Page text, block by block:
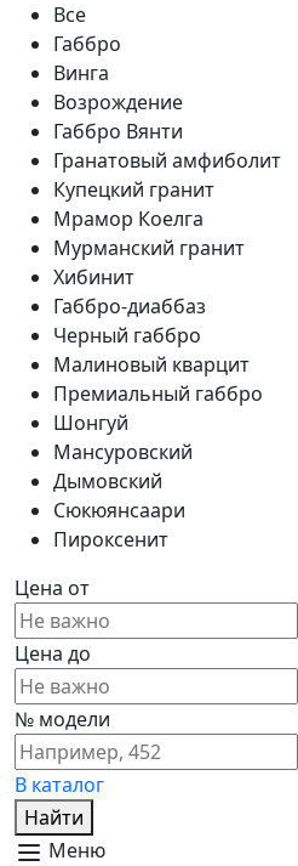
Все
Габбро
Винга
Возрождение
Габбро Вянти
Гранатовый амфиболит
Купецкий гранит
Мрамор Коелга
Мурманский гранит
Хибинит
Габбро-диаббаз
Черный габбро
Малиновый кварцит
Премиальный габбро
Шонгуй
Мансуровский
Дымовский
Сюкюянсаари
Пироксенит
Цена от
Цена до
№ модели
В каталог
Найти
Меню